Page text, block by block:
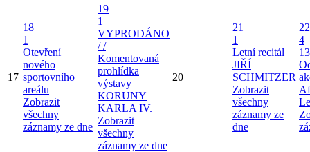
17
18
1
Otevření
nového
sportovního
areálu
Zobrazit
všechny
záznamy ze dne
19
1
VYPRODÁNO
/ /
Komentovaná
prohlídka
výstavy
KORUNY
KARLA IV.
Zobrazit
všechny
záznamy ze dne
20
21
1
Letní recitál
JIŘÍ
SCHMITZER
Zobrazit
všechny
záznamy ze
dne
22
4